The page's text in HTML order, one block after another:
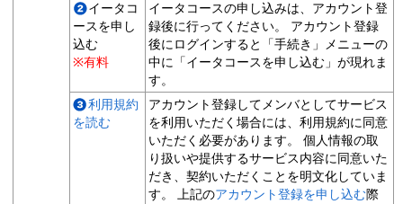
イータコ
ースを申し
込む
※有料
イータコースの申し込みは、アカウント登
録後に行ってください。 アカウント登録
後にログインすると「手続き」メニューの
中に「イータコースを申し込む」が現れま
す。
利用規約
を読む
アカウント登録してメンバとしてサービス
を利用いただく場合には、利用規約に同意
いただく必要があります。 個人情報の取
り扱いや提供するサービス内容に同意いた
だき、契約いただくことを明文化していま
す。 上記のアカウント登録を申し込む際